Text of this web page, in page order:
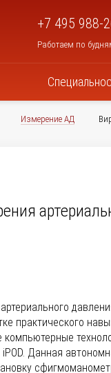
+7 495 988-
Работаем по
Измерение АД
практического
Данная